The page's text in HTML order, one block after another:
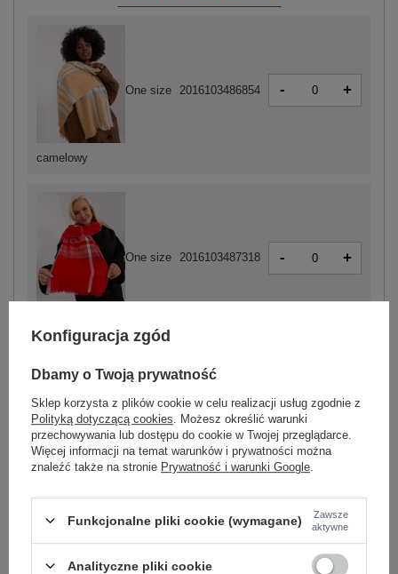
camelowy
One size 2016103486854 - +
One size 2016103487318 - +
One size 2016103487325 -
Zobacz wszystkie kolory (+5)
Konfiguracja zgód
Dbamy o Twoją prywatność
Sklep korzysta z plików cookie w celu realizacji usług zgodnie z
Polityką dotyczącą cookies . Możesz określić warunki
przechowywania lub dostępu do cookie w Twojej przeglądarce.
Więcej informacji na temat warunków i prywatności można
znaleźć także na stronie Prywatność i warunki Google
Funkcjonalne pliki cookie (wymagane)
Zawsze
aktywne
Analityczne pliki cookie